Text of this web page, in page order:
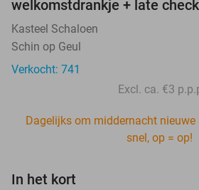
welkomstdrankje + late
Kasteel Schaloen
Schin op Geul
Verkocht: 741
Excl. ca. €3
Dagelijks om middernacht nieuwe
snel, op = op!
In het kort